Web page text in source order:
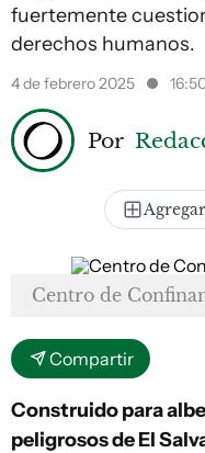
fuertemente
derechos humanos.
4 de febrero 2025
Por
Centro de
Compartir
Construido para
peligrosos de El